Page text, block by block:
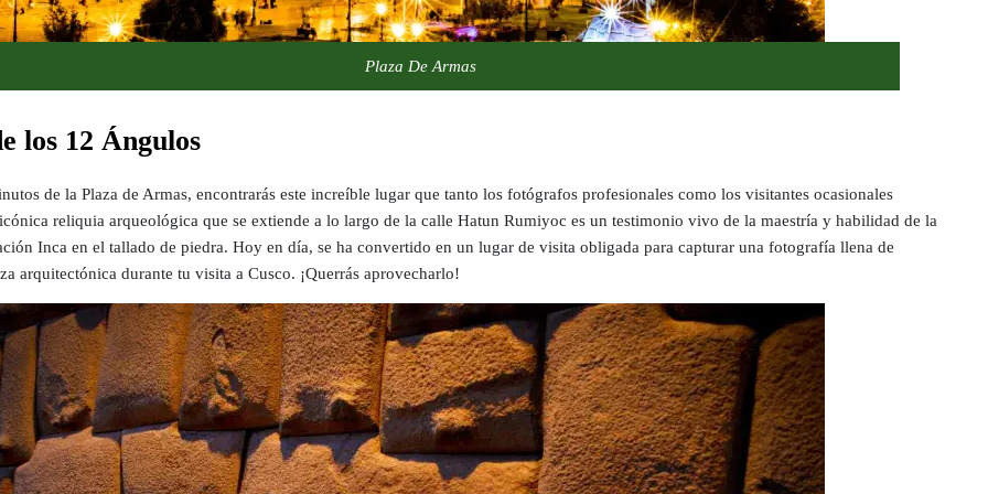
Plaza De Armas
los 12 Ángulos
de la Plaza de Armas, encontrarás este increíble lugar que tanto los fotógrafos profesionales como los visitantes ocasionales
reliquia arqueológica que se extiende a lo largo de la calle Hatun Rumiyoc es un testimonio vivo de la maestría y habilidad de la
Inca en el tallado de piedra. Hoy en día, se ha convertido en un lugar de visita obligada para capturar una fotografía llena de
arquitectónica durante tu visita a Cusco. ¡Querrás aprovecharlo!